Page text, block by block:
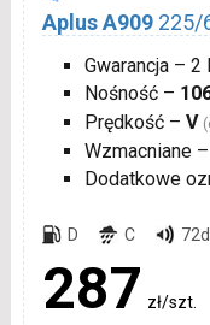
Aplus A909 225/
Gwarancja – 2
Nośność –
Prędkość – V
Wzmacniane
Dodatkowe
D C
287 zł/szt.